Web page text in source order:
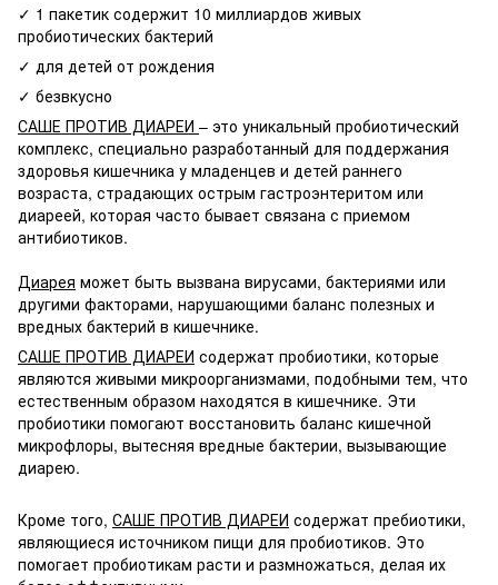
✓ 1 пакетик содержит 10 миллиардов живых
пробиотических бактерий
✓ для детей от рождения
✓ безвкусно
САШЕ ПРОТИВ ДИАРЕИ – это уникальный пробиотический
комплекс, специально разработанный для поддержания
здоровья кишечника у младенцев и детей раннего
возраста, страдающих острым гастроэнтеритом или
диареей, которая часто бывает связана с приемом
антибиотиков.
Диарея может быть вызвана вирусами, бактериями или
другими факторами, нарушающими баланс полезных и
вредных бактерий в кишечнике.
САШЕ ПРОТИВ ДИАРЕИ содержат пробиотики, которые
являются живыми микроорганизмами, подобными тем, что
естественным образом находятся в кишечнике. Эти
пробиотики помогают восстановить баланс кишечной
микрофлоры, вытесняя вредные бактерии, вызывающие
диарею.
Кроме того, САШЕ ПРОТИВ ДИАРЕИ содержат пребиотики,
являющиеся источником пищи для пробиотиков. Это
помогает пробиотикам расти и размножаться, делая их